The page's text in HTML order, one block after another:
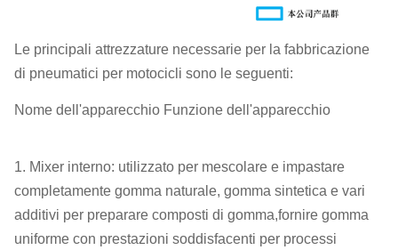
Le principali attrezzature necessarie per la fabbricazione
di pneumatici per motocicli sono le seguenti:
Nome dell'apparecchio Funzione dell'apparecchio
1. Mixer interno: utilizzato per mescolare e impastare
completamente gomma naturale, gomma sintetica e vari
additivi per preparare composti di gomma,fornire gomma
uniforme con prestazioni soddisfacenti per processi